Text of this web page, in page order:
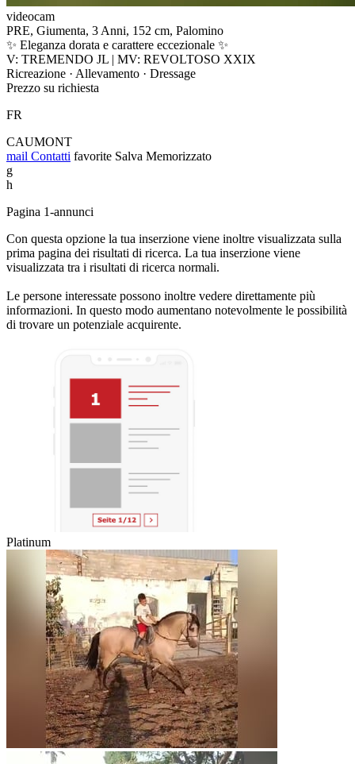
videocam
PRE, Giumenta, 3 Anni, 152 cm, Palomino
✨ Eleganza dorata e carattere eccezionale ✨
V: TREMENDO JL | MV: REVOLTOSO XXIX
Ricreazione · Allevamento · Dressage
Prezzo su richiesta
FR
CAUMONT
mail Contatti favorite Salva Memorizzato
g
h
Pagina 1-annunci
Con questa opzione la tua inserzione viene inoltre visualizzata sulla
prima pagina dei risultati di ricerca. La tua inserzione viene
visualizzata tra i risultati di ricerca normali.
Le persone interessate possono inoltre vedere direttamente più
informazioni. In questo modo aumentano notevolmente le possibilità
di trovare un potenziale acquirente.
Platinum